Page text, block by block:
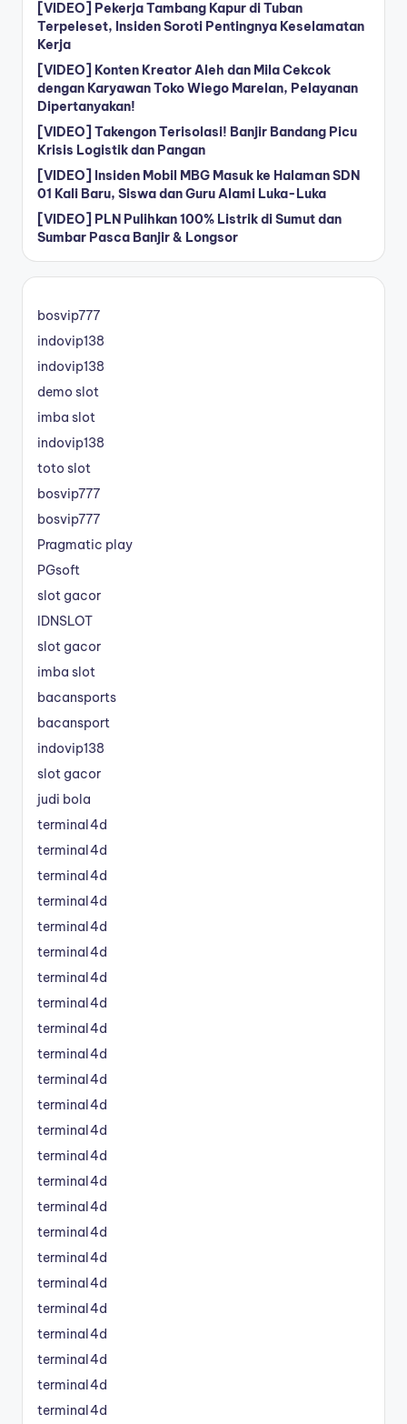
[VIDEO] Pekerja Tambang Kapur di Tuban
Terpeleset, Insiden Soroti Pentingnya Keselamatan
Kerja
[VIDEO] Konten Kreator Aleh dan Mila Cekcok
dengan Karyawan Toko Wiego Marelan, Pelayanan
Dipertanyakan!
[VIDEO] Takengon Terisolasi! Banjir Bandang Picu
Krisis Logistik dan Pangan
[VIDEO] Insiden Mobil MBG Masuk ke Halaman SDN
01 Kali Baru, Siswa dan Guru Alami Luka-Luka
[VIDEO] PLN Pulihkan 100% Listrik di Sumut dan
Sumbar Pasca Banjir & Longsor
bosvip777
indovip138
indovip138
demo slot
imba slot
indovip138
toto slot
bosvip777
bosvip777
Pragmatic play
PGsoft
slot gacor
IDNSLOT
slot gacor
imba slot
bacansports
bacansport
indovip138
slot gacor
judi bola
terminal4d
terminal4d
terminal4d
terminal4d
terminal4d
terminal4d
terminal4d
terminal4d
terminal4d
terminal4d
terminal4d
terminal4d
terminal4d
terminal4d
terminal4d
terminal4d
terminal4d
terminal4d
terminal4d
terminal4d
terminal4d
terminal4d
terminal4d
terminal4d